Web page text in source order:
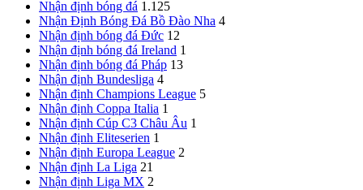
Nhận định bóng đá 1.125
Nhận Định Bóng Đá Bồ Đào Nha 4
Nhận định bóng đá Đức 12
Nhận định bóng đá Ireland 1
Nhận định bóng đá Pháp 13
Nhận định Bundesliga 4
Nhận định Champions League 5
Nhận định Coppa Italia 1
Nhận định Cúp C3 Châu Âu 1
Nhận định Eliteserien 1
Nhận định Europa League 2
Nhận định La Liga 21
Nhận định Liga MX 2